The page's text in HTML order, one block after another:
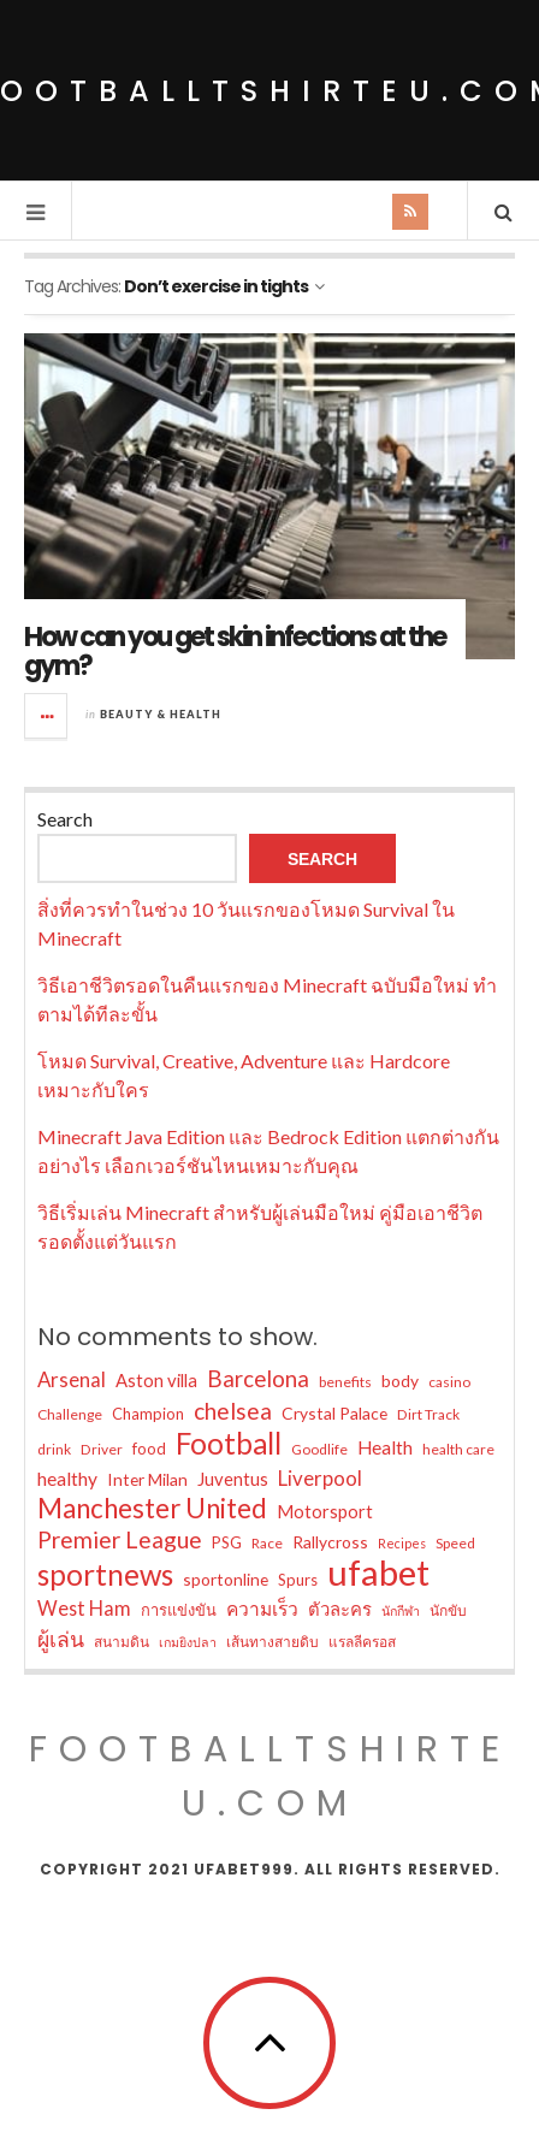
Tag Archives: Don’t exercise in tights
How can you get skin infections at the
gym?
in BEAUTY & HEALTH
Search
SEARCH
สิ่งที่ควรทำในช่วง 10 วันแรกของโหมด Survival ใน
Minecraft
วิธีเอาชีวิตรอดในคืนแรกของ Minecraft ฉบับมือใหม่ ทำ
ตามได้ทีละขั้น
โหมด Survival, Creative, Adventure และ Hardcore
เหมาะกับใคร
Minecraft Java Edition และ Bedrock Edition แตกต่างกัน
อย่างไร เลือกเวอร์ชันไหนเหมาะกับคุณ
วิธีเริ่มเล่น Minecraft สำหรับผู้เล่นมือใหม่ คู่มือเอาชีวิต
รอดตั้งแต่วันแรก
No comments to show.
Arsenal Aston villa Barcelona benefits body casino
Challenge Champion chelsea Crystal Palace Dirt Track
drink Driver food Football Goodlife Health health care
healthy Inter Milan Juventus Liverpool
Manchester United Motorsport
Premier League PSG Race Rallycross Recipes Speed
sportnews sportonline Spurs ufabet
West Ham การแข่งขัน ความเร็ว ตัวละคร นักกีฬา นักขับ
ผู้เล่น สนามดิน เกมยิงปลา เส้นทางสายดิบ แรลลีครอส
FOOTBALLTSHIRTE
U.COM
COPYRIGHT 2021 UFABET999. ALL RIGHTS RESERVED.